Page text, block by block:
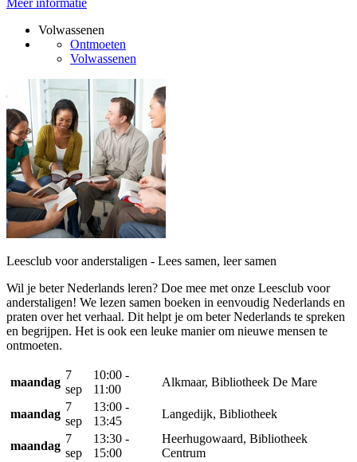
Volwassenen
Ontmoeten
Volwassenen
Leesclub voor anderstaligen - Lees samen, leer samen
Wil je beter Nederlands leren? Doe mee met onze Leesclub voor
anderstaligen! We lezen samen boeken in eenvoudig Nederlands en
praten over het verhaal. Dit helpt je om beter Nederlands te spreken
en begrijpen. Het is ook een leuke manier om nieuwe mensen te
ontmoeten.
maandag
7
sep
10:00 -
11:00
Alkmaar, Bibliotheek De Mare
maandag
7
sep
13:00 -
13:45
Langedijk, Bibliotheek
maandag
7
sep
13:30 -
15:00
Heerhugowaard, Bibliotheek
Centrum